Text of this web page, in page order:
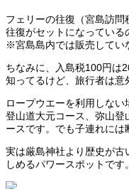
フェリーの往復（宮島訪
往復がセットになっている
※宮島島内では販売してい
ちなみに、入島税100円は
知ってるけど、旅行者は意
ロープウエーを利用しな
登山道大元コース、弥山登
ースです。でも子連れには
実は厳島神社より歴史が古
しめるパワースポットです。